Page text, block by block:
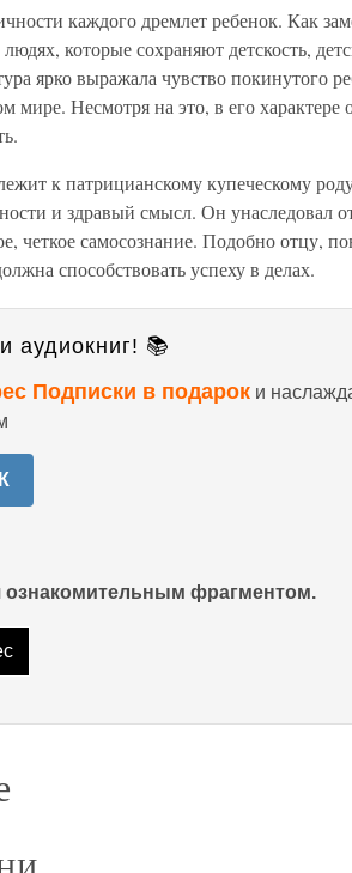
каждого дремлет ребенок. Как
людях, которые сохраняют детскость,
ярко выражала чувство покинутого
мире. Несмотря на это, в его характере
к патрицианскому купеческому
и здравый смысл. Он унаследовал
четкое самосознание. Подобно отцу,
способствовать успеху в делах.
аудиокниг! 📚
Подписки в подарок и
ознакомительным фрагментом.